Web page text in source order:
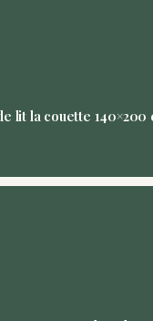
lit la couette